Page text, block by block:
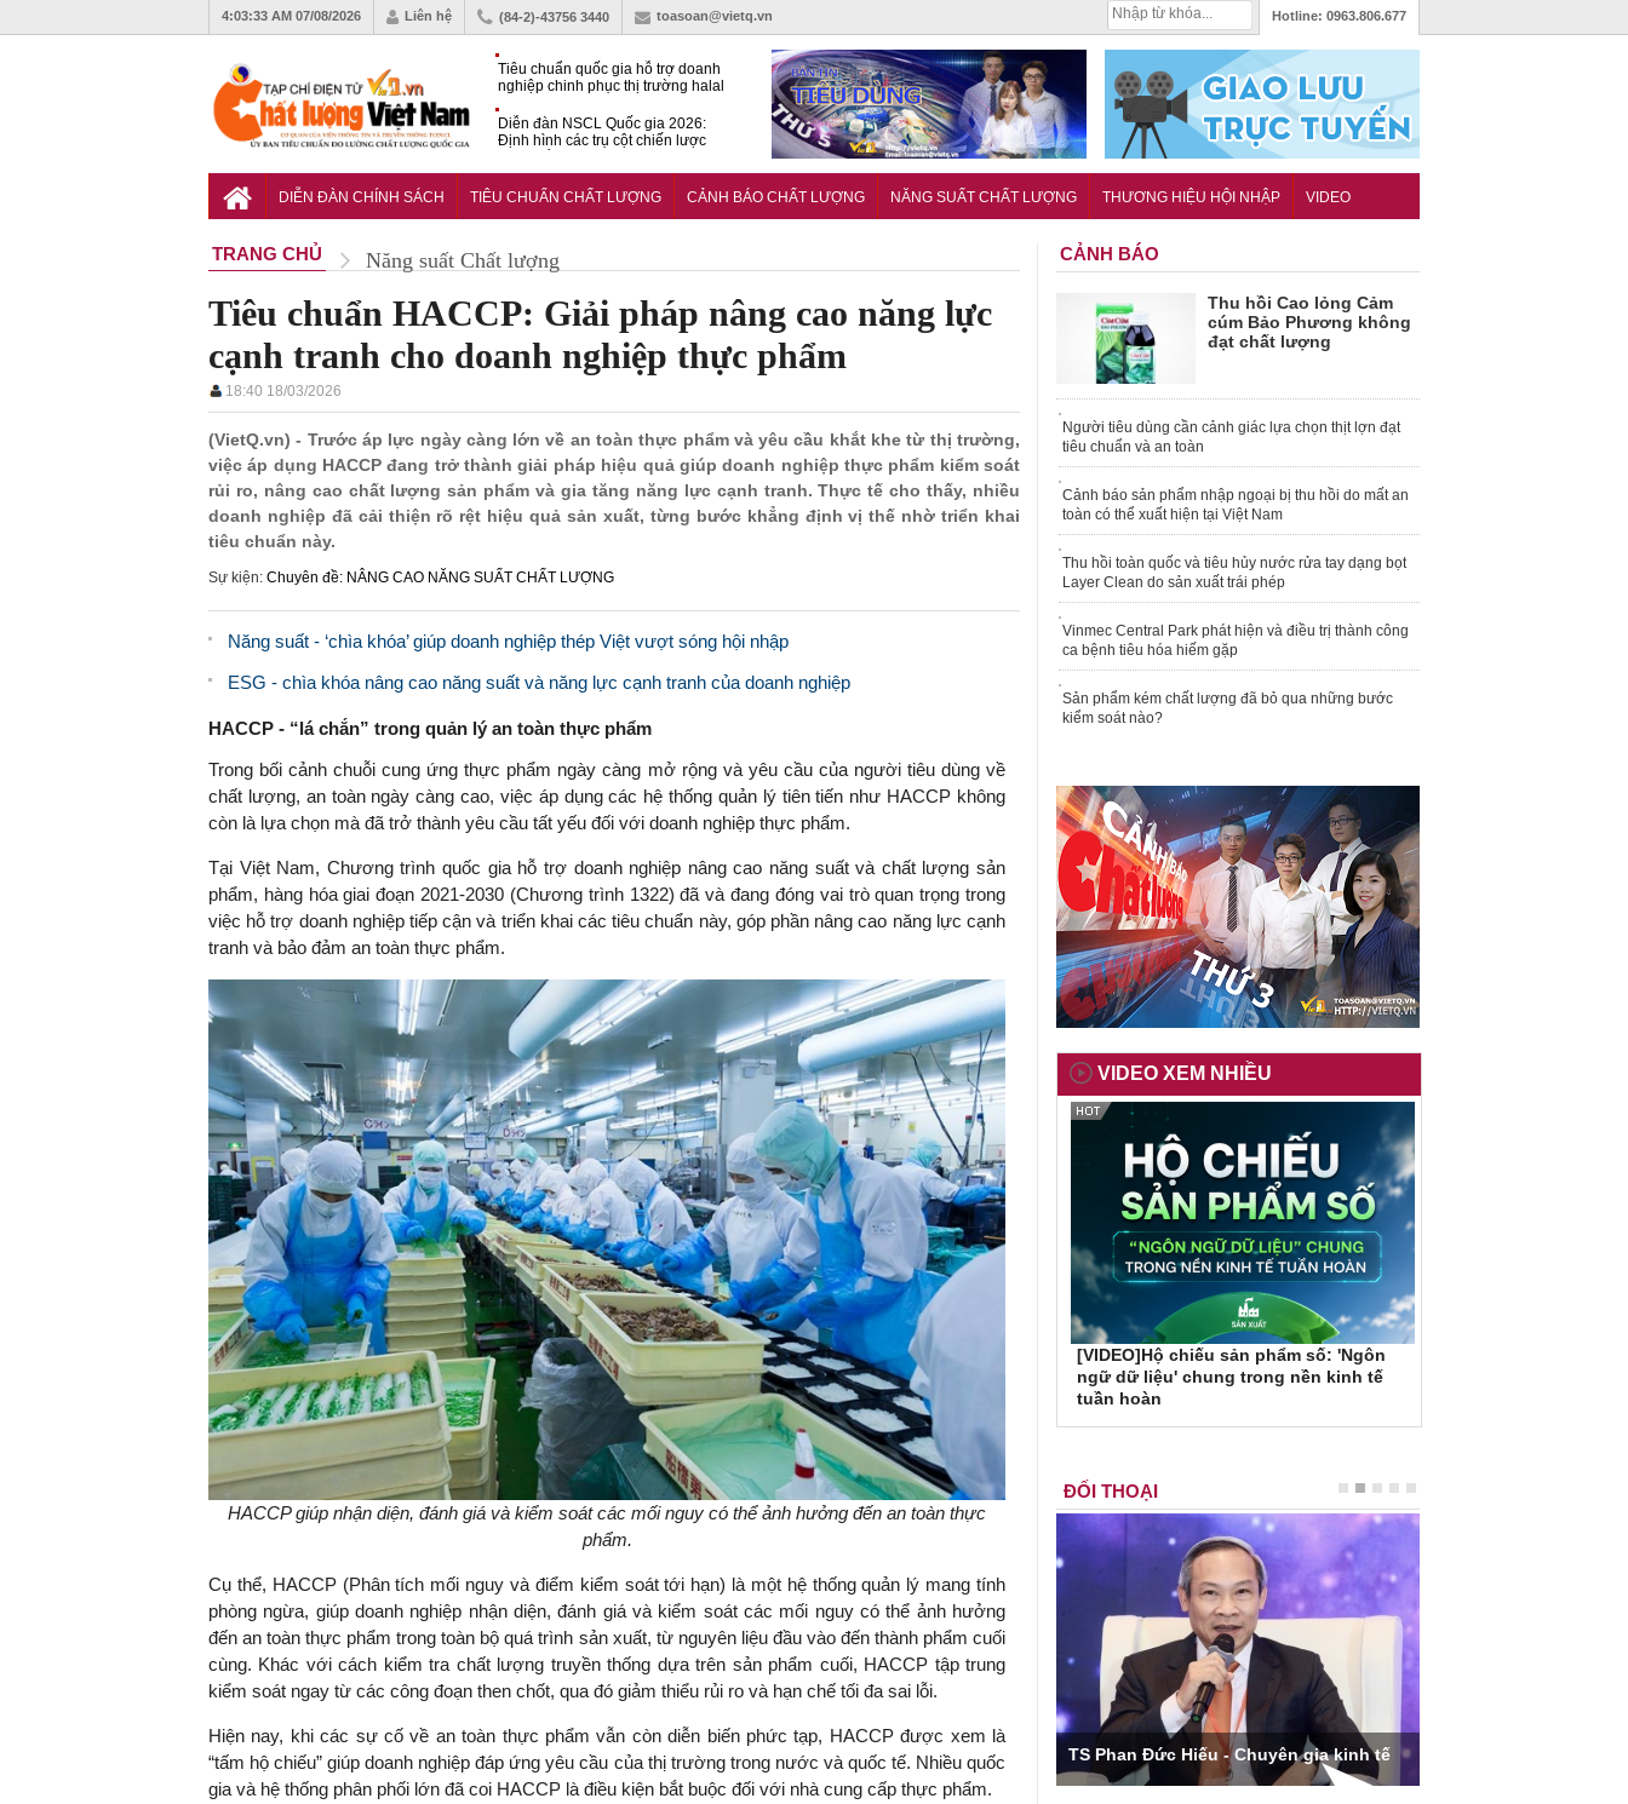
4:03:34 AM 07/08/2026 Liên hệ (84-2)-43756 3440 toasoan@vietq.vn Hotline: 0963.806.677
Tiêu chuẩn quốc gia hỗ trợ doanh
nghiệp chinh phục thị trường halal
Diễn đàn NSCL Quốc gia 2026:
Định hình các trụ cột chiến lược
Chất lượng Quốc gia năm 2026
DIỄN ĐÀN CHÍNH SÁCH TIÊU CHUẨN CHẤT LƯỢNG CẢNH BÁO CHẤT LƯỢNG NĂNG SUẤT CHẤT LƯỢNG THƯƠNG HIỆU HỘI NHẬP VIDEO
TRANG CHỦ Năng suất Chất lượng
Tiêu chuẩn HACCP: Giải pháp nâng cao năng lực
cạnh tranh cho doanh nghiệp thực phẩm
18:40 18/03/2026
(VietQ.vn) - Trước áp lực ngày càng lớn về an toàn thực phẩm và yêu cầu khắt khe từ thị trường,
việc áp dụng HACCP đang trở thành giải pháp hiệu quả giúp doanh nghiệp thực phẩm kiểm soát
rủi ro, nâng cao chất lượng sản phẩm và gia tăng năng lực cạnh tranh. Thực tế cho thấy, nhiều
doanh nghiệp đã cải thiện rõ rệt hiệu quả sản xuất, từng bước khẳng định vị thế nhờ triển khai
tiêu chuẩn này.
Sự kiện: Chuyên đề: NÂNG CAO NĂNG SUẤT CHẤT LƯỢNG
Năng suất - ‘chìa khóa’ giúp doanh nghiệp thép Việt vượt sóng hội nhập
ESG - chìa khóa nâng cao năng suất và năng lực cạnh tranh của doanh nghiệp
HACCP - “lá chắn” trong quản lý an toàn thực phẩm
Trong bối cảnh chuỗi cung ứng thực phẩm ngày càng mở rộng và yêu cầu của người tiêu dùng về
chất lượng, an toàn ngày càng cao, việc áp dụng các hệ thống quản lý tiên tiến như HACCP không
còn là lựa chọn mà đã trở thành yêu cầu tất yếu đối với doanh nghiệp thực phẩm.
Tại Việt Nam, Chương trình quốc gia hỗ trợ doanh nghiệp nâng cao năng suất và chất lượng sản
phẩm, hàng hóa giai đoạn 2021-2030 (Chương trình 1322) đã và đang đóng vai trò quan trọng trong
việc hỗ trợ doanh nghiệp tiếp cận và triển khai các tiêu chuẩn này, góp phần nâng cao năng lực cạnh
tranh và bảo đảm an toàn thực phẩm.
HACCP giúp nhận diện, đánh giá và kiểm soát các mối nguy có thể ảnh hưởng đến an toàn thực
phẩm.
Cụ thể, HACCP (Phân tích mối nguy và điểm kiểm soát tới hạn) là một hệ thống quản lý mang tính
phòng ngừa, giúp doanh nghiệp nhận diện, đánh giá và kiểm soát các mối nguy có thể ảnh hưởng
đến an toàn thực phẩm trong toàn bộ quá trình sản xuất, từ nguyên liệu đầu vào đến thành phẩm cuối
cùng. Khác với cách kiểm tra chất lượng truyền thống dựa trên sản phẩm cuối, HACCP tập trung
kiểm soát ngay từ các công đoạn then chốt, qua đó giảm thiểu rủi ro và hạn chế tối đa sai lỗi.
Hiện nay, khi các sự cố về an toàn thực phẩm vẫn còn diễn biến phức tạp, HACCP được xem là
“tấm hộ chiếu” giúp doanh nghiệp đáp ứng yêu cầu của thị trường trong nước và quốc tế. Nhiều quốc
gia và hệ thống phân phối lớn đã coi HACCP là điều kiện bắt buộc đối với nhà cung cấp thực phẩm.
CẢNH BÁO
Thu hồi Cao lỏng Cảm
cúm Bảo Phương không
đạt chất lượng
Người tiêu dùng cần cảnh giác lựa chọn thịt lợn đạt
tiêu chuẩn và an toàn
Cảnh báo sản phẩm nhập ngoại bị thu hồi do mất an
toàn có thể xuất hiện tại Việt Nam
Thu hồi toàn quốc và tiêu hủy nước rửa tay dạng bọt
Layer Clean do sản xuất trái phép
Vinmec Central Park phát hiện và điều trị thành công
ca bệnh tiêu hóa hiếm gặp
Sản phẩm kém chất lượng đã bỏ qua những bước
kiểm soát nào?
VIDEO XEM NHIỀU
[VIDEO]Hộ chiếu sản phẩm số: 'Ngôn
ngữ dữ liệu' chung trong nền kinh tế
tuần hoàn
ĐỐI THOẠI
TS. Nguyễn Đức Độ - Phó Viện trưởng
Viện Kinh tế Tài chính
TS Phan Đức Hiếu - Chuyên gia kinh tế